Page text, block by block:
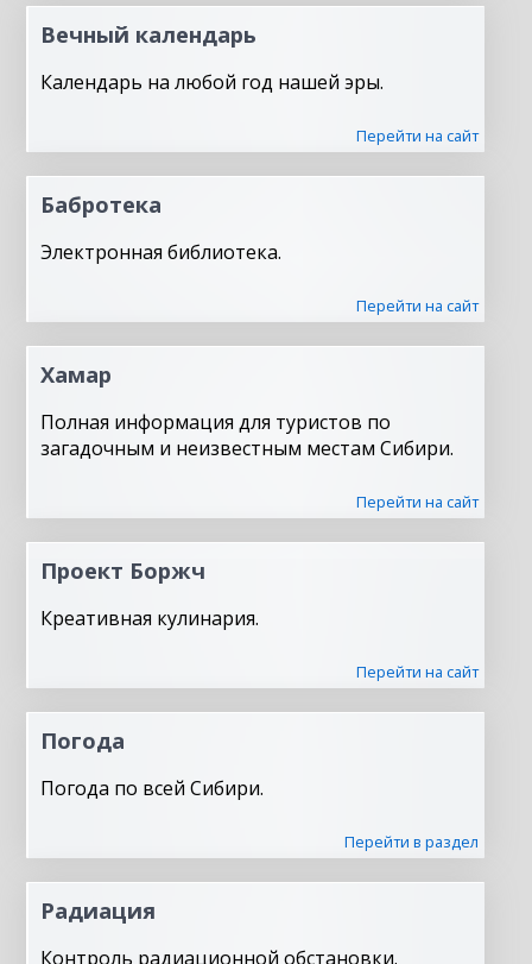
Вечный календарь
Календарь на любой год нашей эры.
Перейти на сайт
Бабротека
Электронная библиотека.
Перейти на сайт
Хамар
Полная информация для туристов по
загадочным и неизвестным местам Сибири.
Перейти на сайт
Проект Боржч
Креативная кулинария.
Перейти на сайт
Погода
Погода по всей Сибири.
Перейти в раздел
Радиация
Контроль радиационной обстановки.